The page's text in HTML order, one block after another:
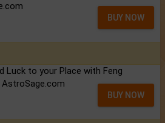
BUY NOW
Luck to your Place with Feng
BUY NOW